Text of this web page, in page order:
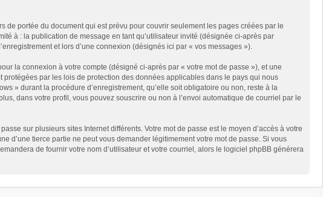
portée du document qui est prévu pour couvrir seulement les pages créées par le
à : la publication de message en tant qu’utilisateur invité (désignée ci-après par
et lors d’une connexion (désignés ici par « vos messages »).
la connexion à votre compte (désigné ci-après par « votre mot de passe »), et une
par les lois de protection des données applicables dans le pays qui nous
» durant la procédure d’enregistrement, qu’elle soit obligatoire ou non, reste à la
dans votre profil, vous pouvez souscrire ou non à l’envoi automatique de courriel par le
sur plusieurs sites Internet différents. Votre mot de passe est le moyen d’accès à votre
d’une tierce partie ne peut vous demander légitimement votre mot de passe. Si vous
de fournir votre nom d’utilisateur et votre courriel, alors le logiciel phpBB générera